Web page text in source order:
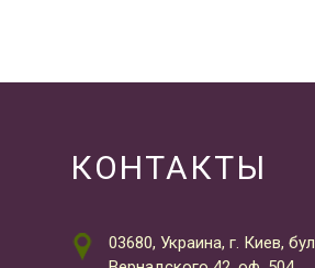
КОНТАКТЫ
03680, Украина, г. Киев, бул.